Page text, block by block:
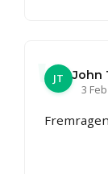
JT
John
3